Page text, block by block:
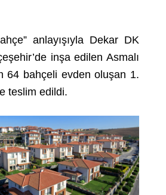
anlayışıyla Dekar DK
inşa edilen Asmalı
64 bahçeli evden oluşan 1.
teslim edildi.